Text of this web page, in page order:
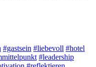
#gastsein #liebevoll #hotel
#leadership